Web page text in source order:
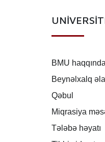
BMU haqqında
Beynəlxalq
Qəbul
Miqrasiya
Tələbə həyatı